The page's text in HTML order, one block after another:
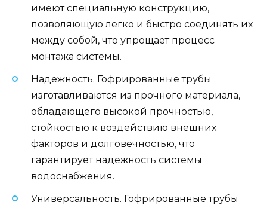
имеют специальную конструкцию,
позволяющую легко и быстро соединять их
между собой, что упрощает процесс
монтажа системы.
Надежность. Гофрированные трубы
изготавливаются из прочного материала,
обладающего высокой прочностью,
стойкостью к воздействию внешних
факторов и долговечностью, что
гарантирует надежность системы
водоснабжения.
Универсальность. Гофрированные трубы